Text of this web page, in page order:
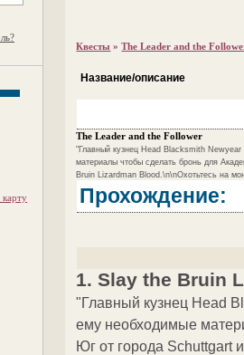
Квесты »The Leader and the
Название/описание
The Leader and the Follower
"Главный кузнец Head Blacksmith
материалы чтобы сделать бронь для
Bruin Lizardman Blood.\n\nОхотьтесь на
Прохождение:
1. Slay the Bruin
"Главный кузнец Head
ему необходимые
Юг от города Schuttgart